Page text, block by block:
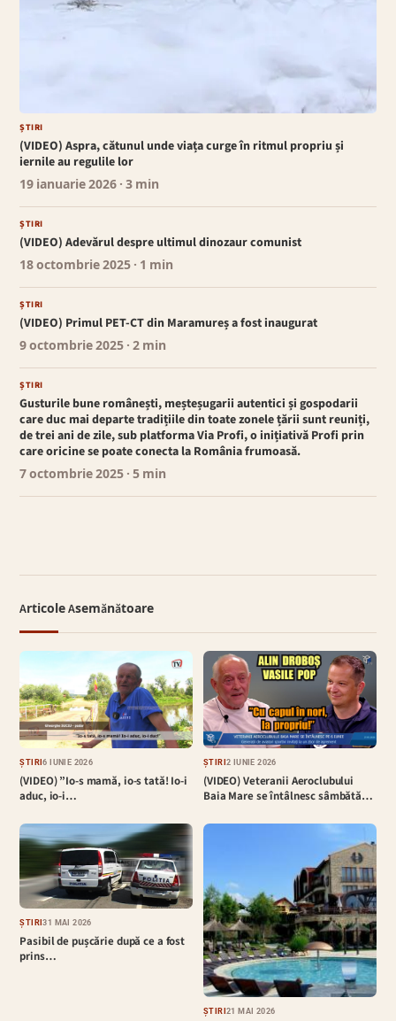
ȘTIRI
(VIDEO) Aspra, cătunul unde viața curge în ritmul propriu și
iernile au regulile lor
19 ianuarie 2026 · 3 min
ȘTIRI
(VIDEO) Adevărul despre ultimul dinozaur comunist
18 octombrie 2025 · 1 min
ȘTIRI
(VIDEO) Primul PET-CT din Maramureș a fost inaugurat
9 octombrie 2025 · 2 min
ȘTIRI
Gusturile bune românești, meșteșugarii autentici și gospodarii
care duc mai departe tradițiile din toate zonele țării sunt reuniți,
de trei ani de zile, sub platforma Via Profi, o inițiativă Profi prin
care oricine se poate conecta la România frumoasă.
7 octombrie 2025 · 5 min
Articole Asemănătoare
ȘTIRI6 IUNIE 2026
(VIDEO) ”Io-s mamă, io-s tată! Io-i
aduc, io-i…
ȘTIRI2 IUNIE 2026
(VIDEO) Veteranii Aeroclubului
Baia Mare se întâlnesc sâmbătă…
ȘTIRI31 MAI 2026
Pasibil de pușcărie după ce a fost
prins…
ȘTIRI21 MAI 2026